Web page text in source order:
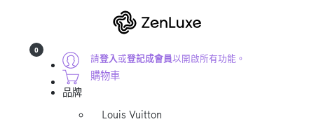
請登入或登記成會員以開啟所有功能。
0
購物車
品牌
Louis Vuitton